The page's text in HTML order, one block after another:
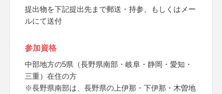
提出物を下記提出先まで郵送・持参、もしくはメー
ルにて送付
参加資格
中部地方の5県（長野県南部・岐阜・静岡・愛知・
三重）在住の方
※長野県南部は、長野県の上伊那・下伊那・木曽地